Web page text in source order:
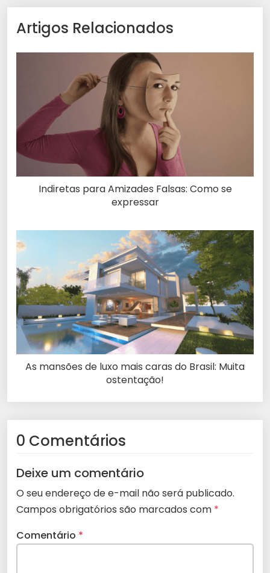
Artigos Relacionados
Indiretas para Amizades Falsas: Como se
expressar
As mansões de luxo mais caras do Brasil: Muita
ostentação!
0 Comentários
Deixe um comentário
O seu endereço de e-mail não será publicado.
Campos obrigatórios são marcados com *
Comentário *